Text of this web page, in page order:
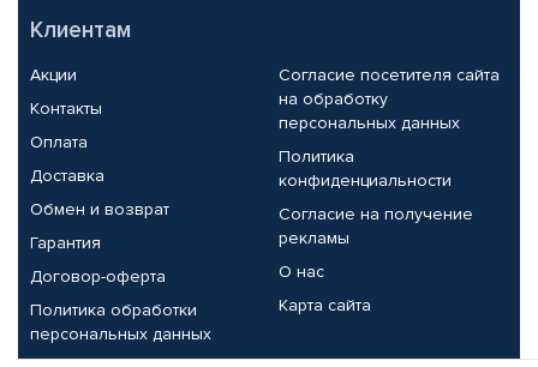
Клиентам
Акции
Контакты
Оплата
Доставка
Обмен и возврат
Гарантия
Договор-оферта
Политика обработки
персональных данных
Согласие посетителя сайта
на обработку
персональных данных
Политика
конфиденциальности
Согласие на получение
рекламы
О нас
Карта сайта